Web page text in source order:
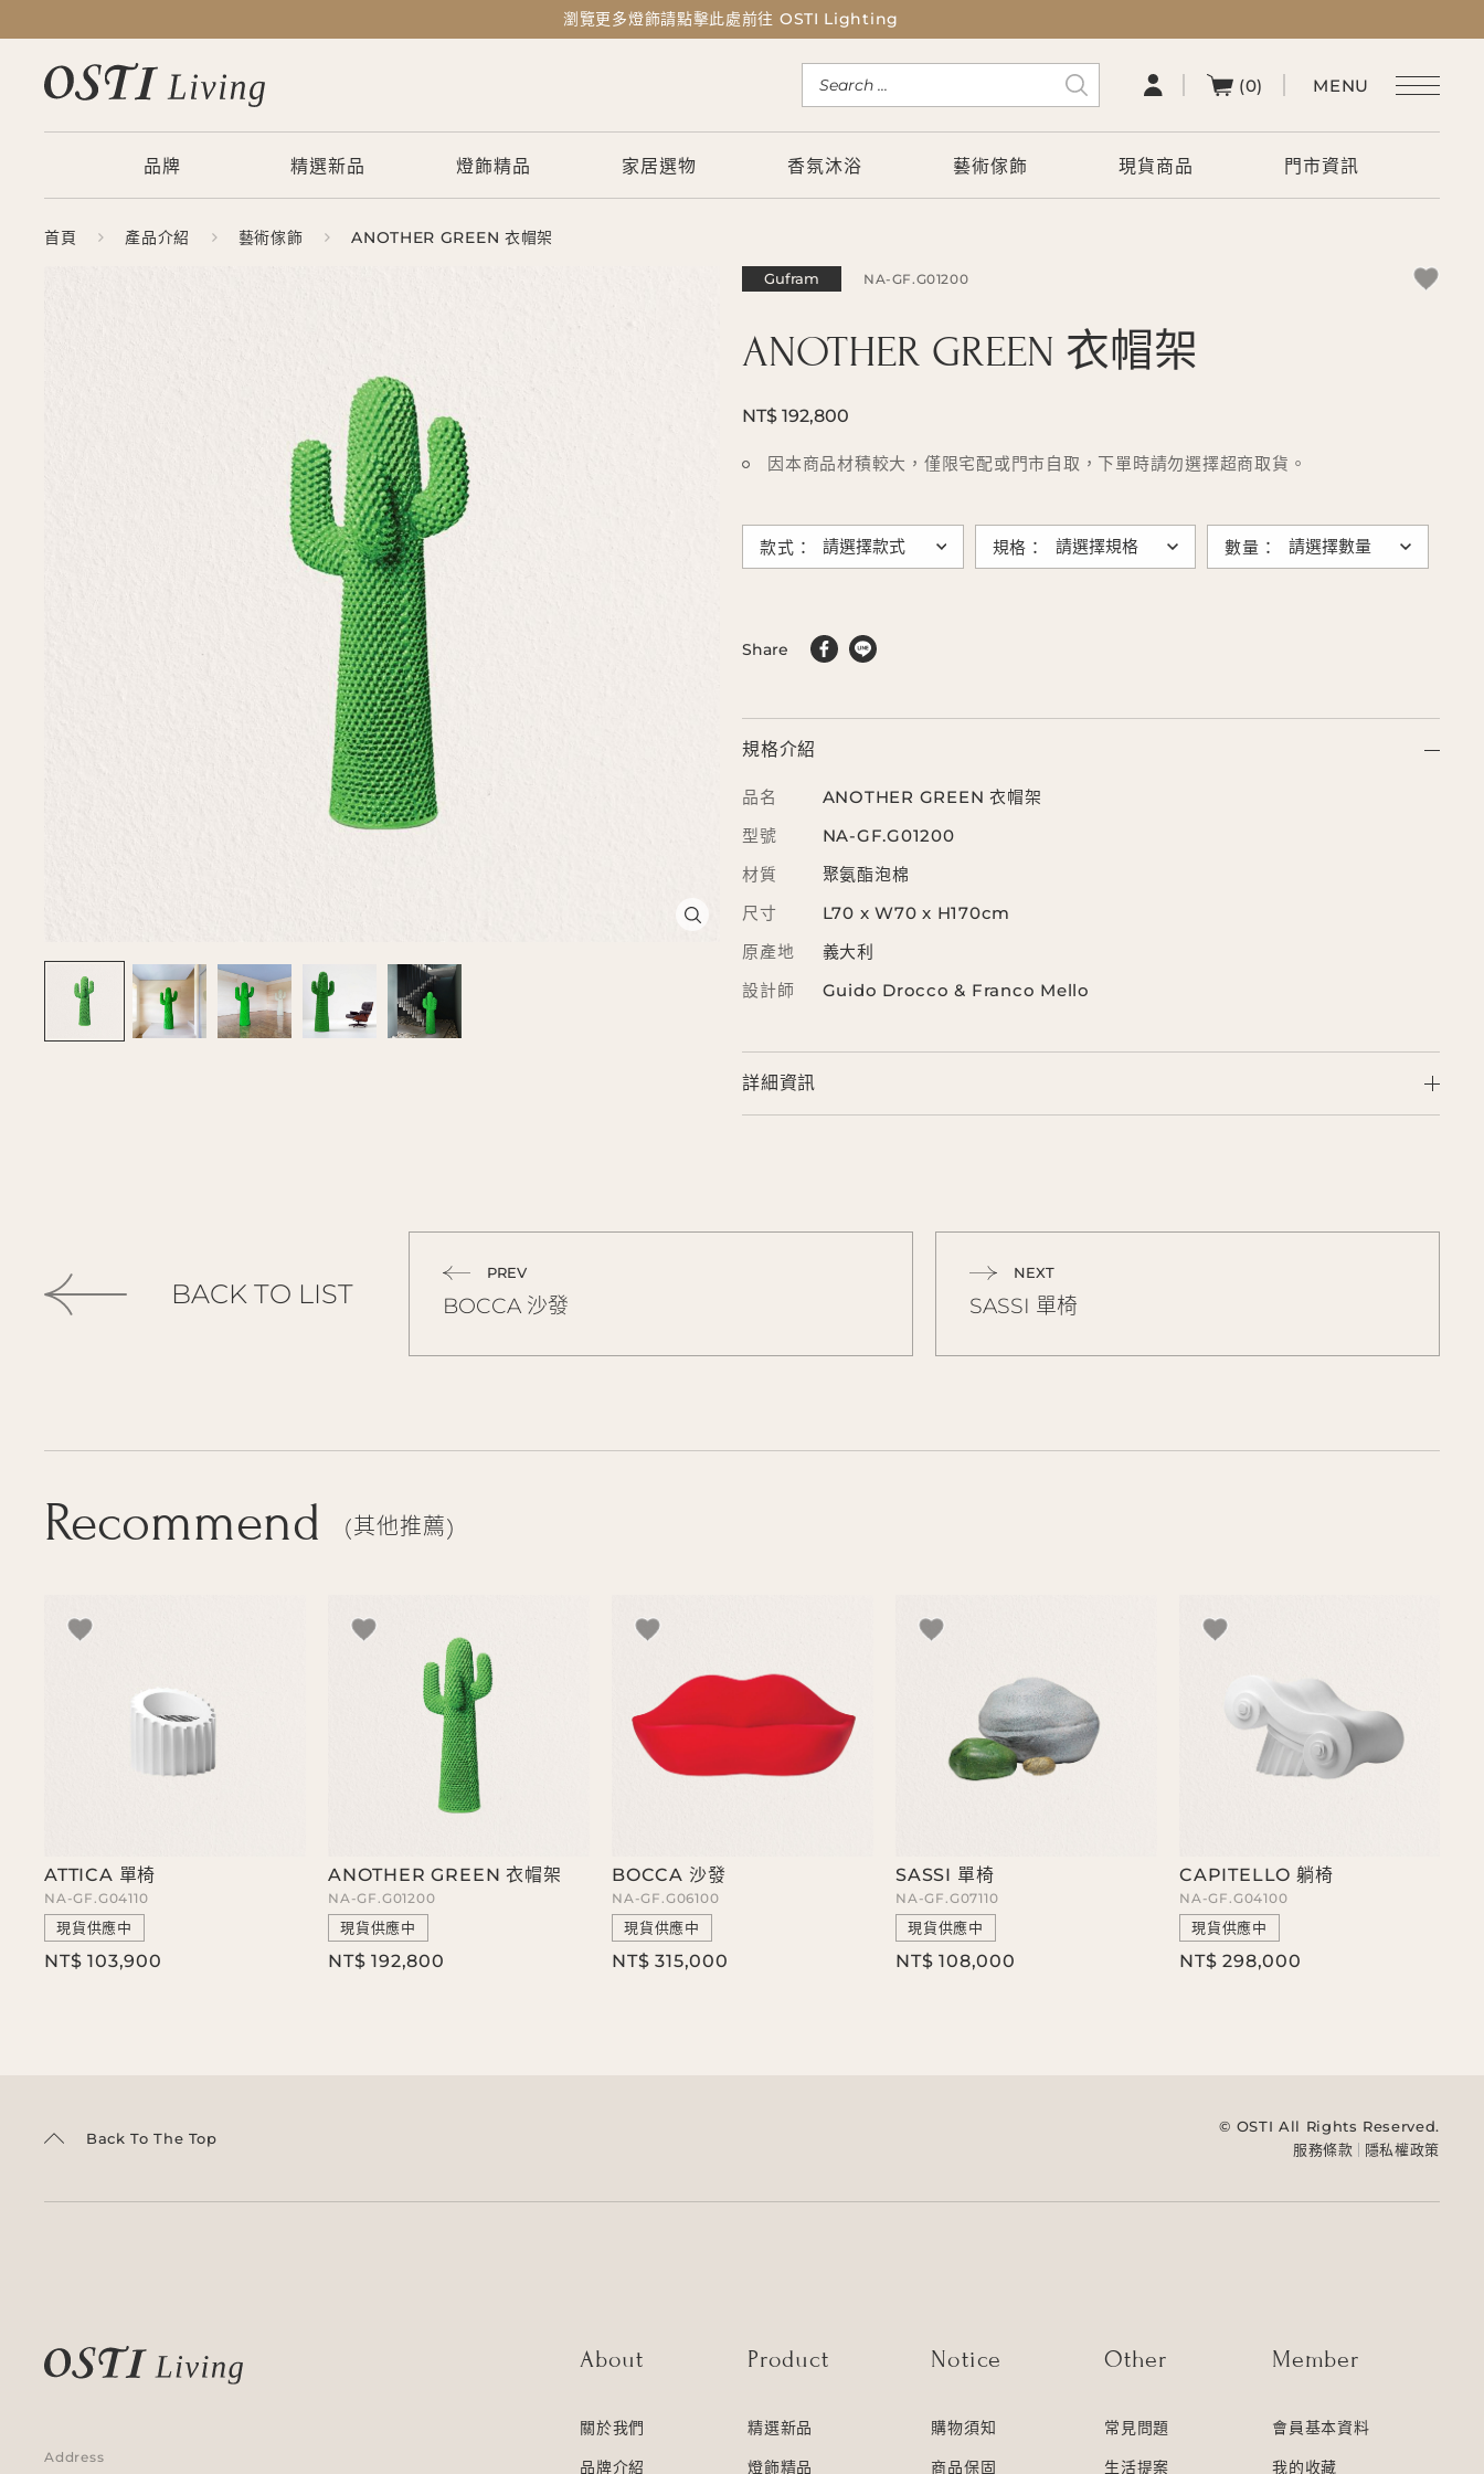
瀏覽更多燈飾請點擊此處前往 OSTI Lighting
(0)
品牌 精選新品 燈飾精品 家居選物 香氛沐浴 藝術傢飾 現貨商品 門市資訊
首頁 產品介紹 藝術傢飾 ANOTHER GREEN 衣帽架
Gufram NA-GF.G01200
ANOTHER GREEN 衣帽架
NT$ 192,800
因本商品材積較大，僅限宅配或門市自取，下單時請勿選擇超商取貨。
款式： 規格： 數量：
Share
規格介紹
品名
ANOTHER GREEN 衣帽架
型號
NA-GF.G01200
材質
聚氨酯泡棉
尺寸
L70 x W70 x H170cm
原產地
義大利
設計師
Guido Drocco & Franco Mello
詳細資訊
PREV
BOCCA 沙發
NEXT
SASSI 單椅
BACK TO LIST
Recommend 其他推薦
ATTICA 單椅
NA-GF.G04110
現貨供應中
NT$ 103,900
ANOTHER GREEN 衣帽架
NA-GF.G01200
現貨供應中
NT$ 192,800
BOCCA 沙發
NA-GF.G06100
現貨供應中
NT$ 315,000
SASSI 單椅
NA-GF.G07110
現貨供應中
NT$ 108,000
CAPITELLO 躺椅
NA-GF.G04100
現貨供應中
NT$ 298,000
About
關於我們
品牌介紹
Product
精選新品
燈飾精品
Notice
購物須知
商品保固
Other
常見問題
生活提案
Member
會員基本資料
我的收藏
Address
Back To The Top
© OSTI All Rights Reserved.
服務條款
隱私權政策